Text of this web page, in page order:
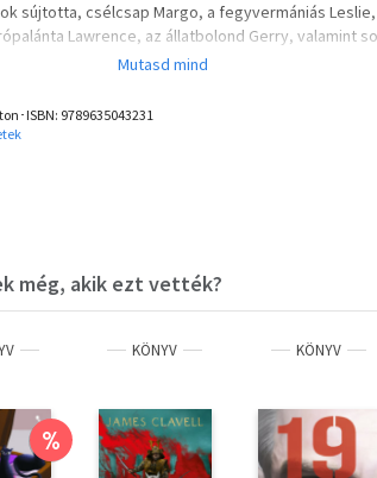
sújtotta, csélcsap Margo, a fegyvermániás Leslie,
Lawrence, az állatbolond Gerry, valamint
Louisa - korfui életéből ismerhetünk meg újabb
bolyongva kutatja szenvedélyesen a természet
hordja haza az újabb és újabb állatokat -
･ISBN: 9789635043231
még, akik ezt vették?
%
KÖNYV KÖNYV